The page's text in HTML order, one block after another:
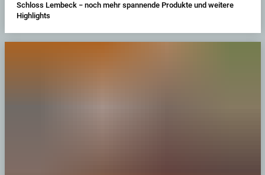
Schloss Lembeck − noch mehr spannende Produkte und weitere
Highlights